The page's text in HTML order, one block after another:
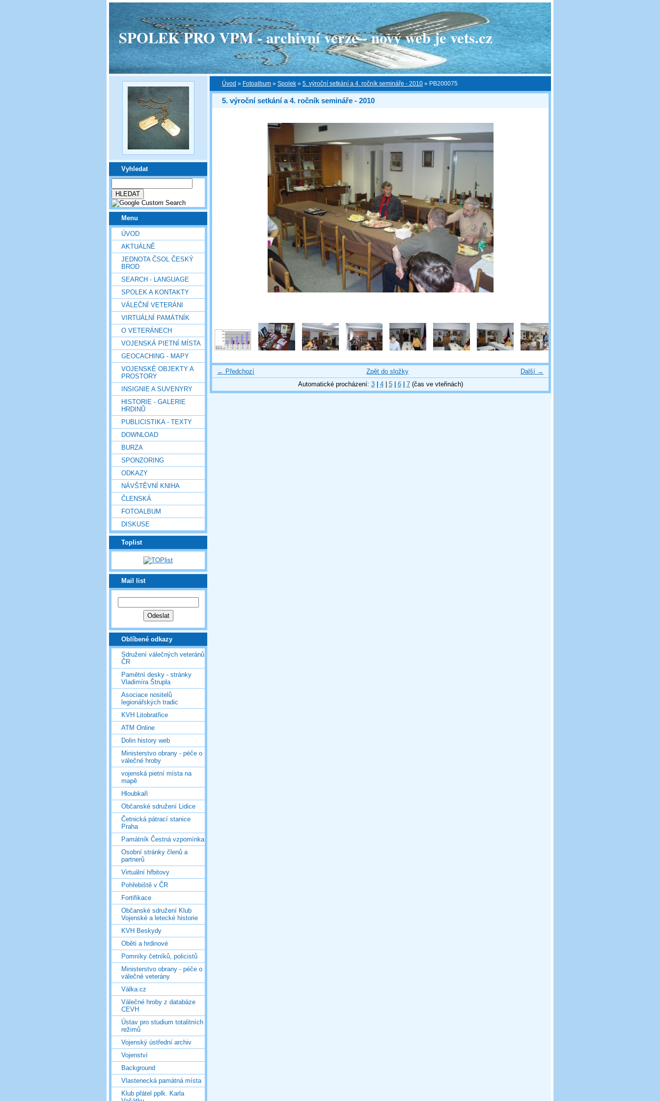
SPOLEK PRO VPM - archivní verze - nový web je vets.cz
Vyhledat
Menu
ÚVOD
AKTUÁLNĚ
JEDNOTA ČSOL ČESKÝ
BROD
SEARCH - LANGUAGE
SPOLEK A KONTAKTY
VÁLEČNÍ VETERÁNI
VIRTUÁLNÍ PAMÁTNÍK
O VETERÁNECH
VOJENSKÁ PIETNÍ MÍSTA
GEOCACHING - MAPY
VOJENSKÉ OBJEKTY A
PROSTORY
INSIGNIE A SUVENYRY
HISTORIE - GALERIE
HRDINŮ
PUBLICISTIKA - TEXTY
DOWNLOAD
BURZA
SPONZORING
ODKAZY
NÁVŠTĚVNÍ KNIHA
ČLENSKÁ
FOTOALBUM
DISKUSE
Toplist
Mail list
Oblíbené odkazy
Sdružení válečných veteránů
ČR
Pamětní desky - stránky
Vladimíra Štrupla
Asociace nositelů
legionářských tradic
KVH Litobratřice
ATM Online
Dolin history web
Ministerstvo obrany - péče o
válečné hroby
vojenská pietní místa na
mapě
Hloubkaři
Občanské sdružení Lidice
Četnická pátrací stanice
Praha
Památník Čestná vzpomínka
Osobní stránky členů a
partnerů
Virtuální hřbitovy
Pohřebiště v ČR
Fortifikace
Občanské sdružení Klub
Vojenské a letecké historie
KVH Beskydy
Oběti a hrdinové
Pomníky četníků, policistů
Ministerstvo obrany - péče o
válečné veterány
Válka.cz
Válečné hroby z databáze
CEVH
Ústav pro studium totalitních
režimů
Vojenský ústřední archiv
Vojenství
Background
Vlastenecká památná místa
Klub přátel pplk. Karla
Úvod » Fotoalbum » Spolek » 5. výroční setkání a 4. ročník semináře - 2010 » PB200075
5. výroční setkání a 4. ročník semináře - 2010
← Předchozí Další →
Zpět do složky
Automatické procházení: 3| 4| 5| 6| 7(čas ve vteřinách)